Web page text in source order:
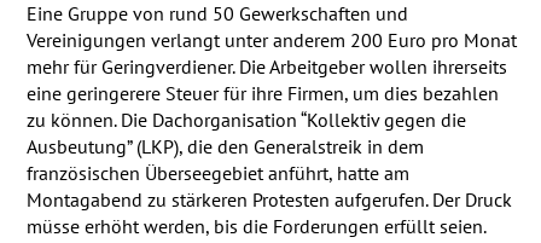
Eine Gruppe von rund 50 Gewerkschaften und
Vereinigungen verlangt unter anderem 200 Euro pro Monat
mehr für Geringverdiener. Die Arbeitgeber wollen ihrerseits
eine geringerere Steuer für ihre Firmen, um dies bezahlen
zu können. Die Dachorganisation “Kollektiv gegen die
Ausbeutung” (LKP), die den Generalstreik in dem
französischen Überseegebiet anführt, hatte am
Montagabend zu stärkeren Protesten aufgerufen. Der Druck
müsse erhöht werden, bis die Forderungen erfüllt seien.